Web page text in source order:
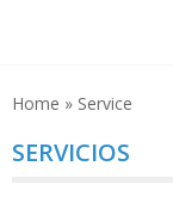
Home » Service
SERVICIOS